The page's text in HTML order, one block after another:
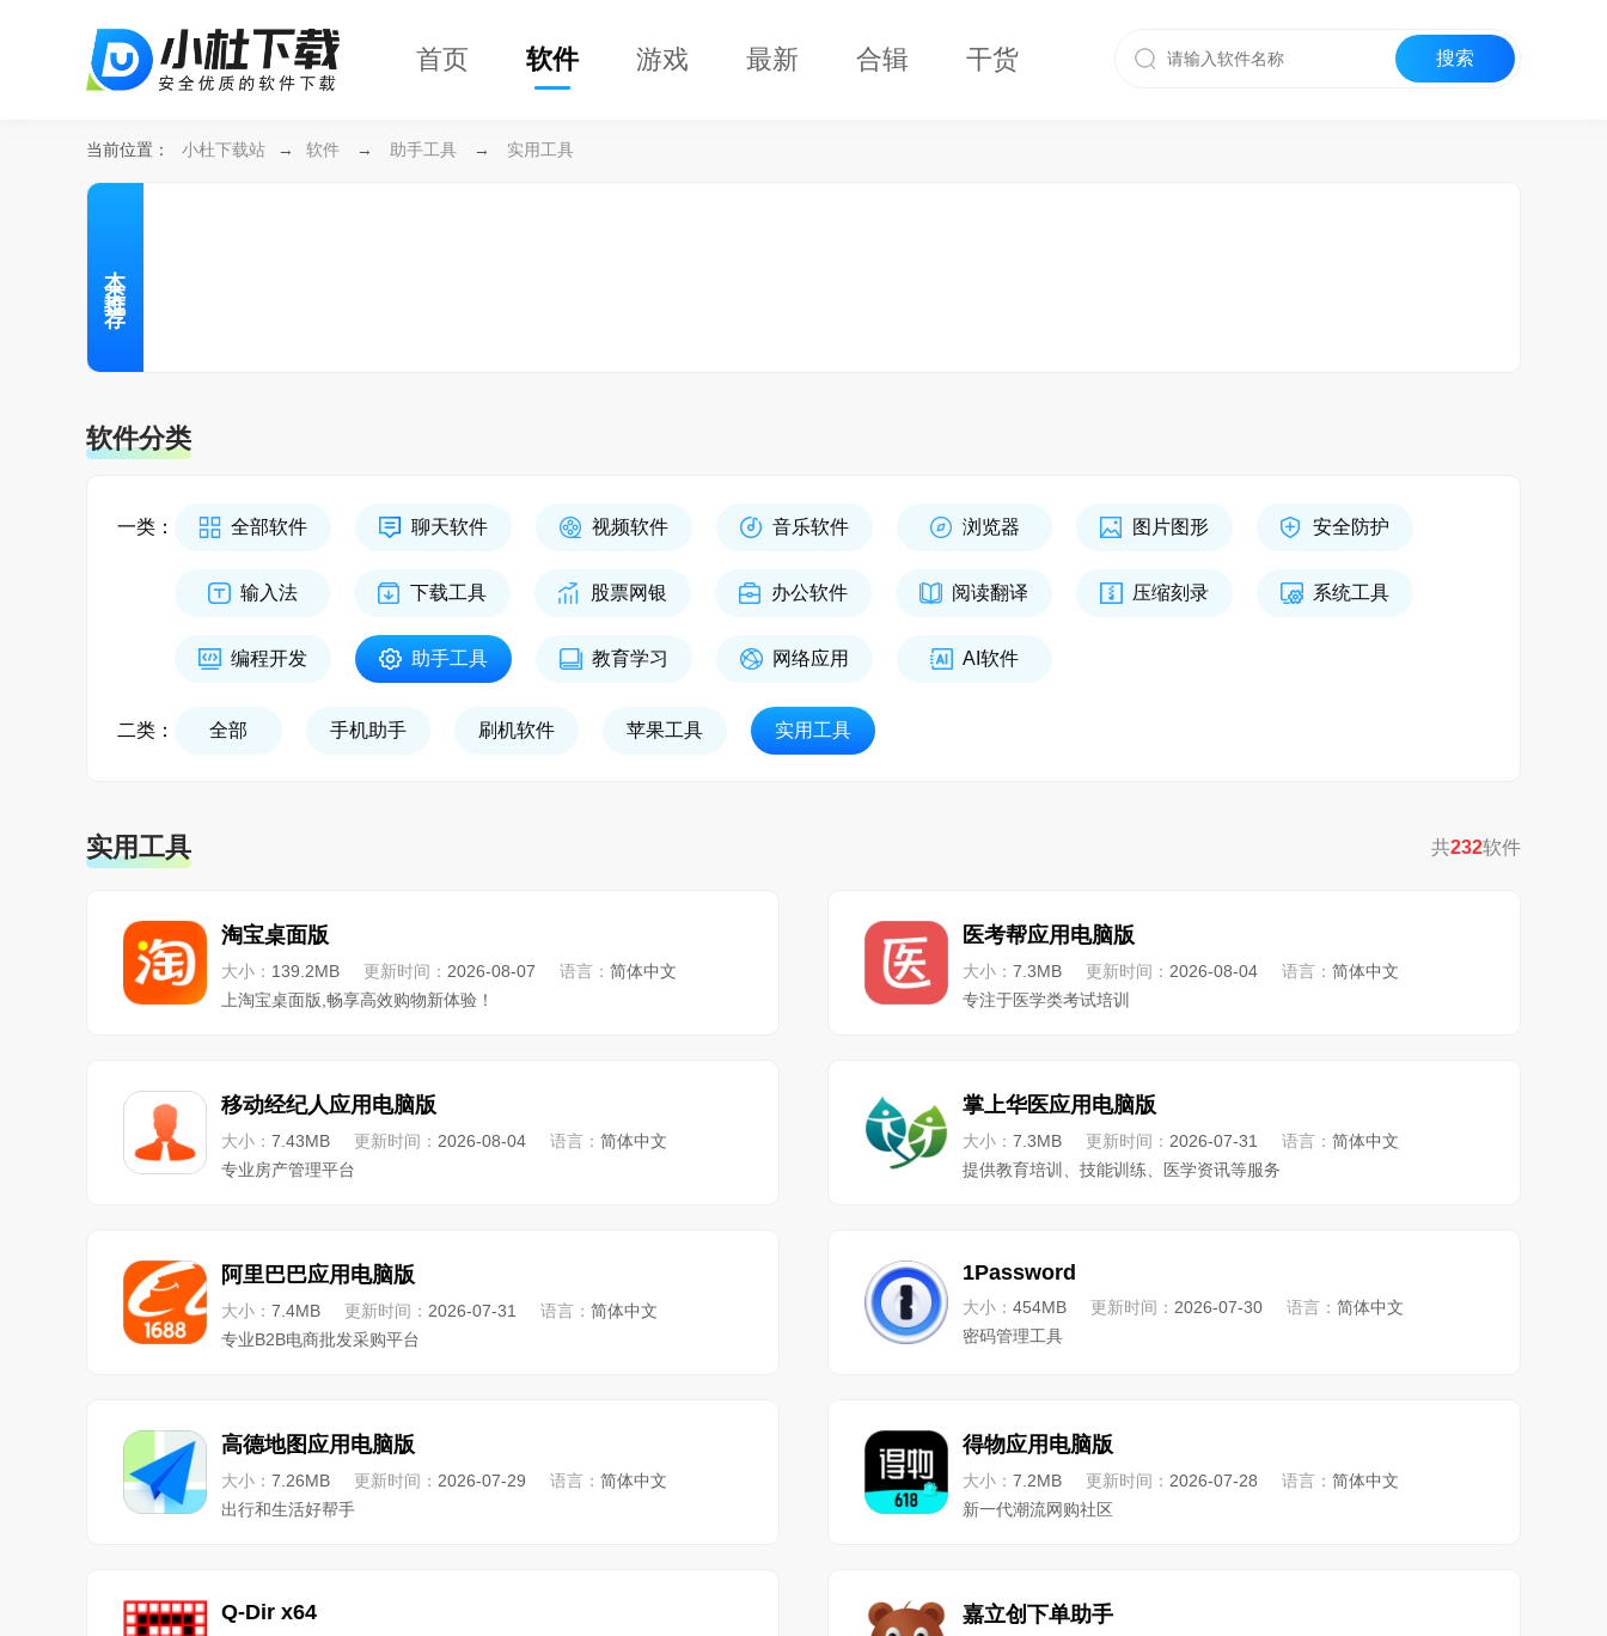
首页 软件 游戏 最新 合辑 干货
当前位置： 小杜下载站 → 软件 → 助手工具 → 实用工具
本类推荐
软件分类
一类： 全部软件 聊天软件 视频软件 音乐软件 浏览器 图片图形 安全防护
输入法 下载工具 股票网银 办公软件 阅读翻译 压缩刻录 系统工具
编程开发 助手工具 教育学习 网络应用 AI软件
二类： 全部 手机助手 刷机软件 苹果工具 实用工具
实用工具 共232软件
淘宝桌面版
大小： 139.2MB 更新时间： 2026-08-07 语言： 简体中文
上淘宝桌面版,畅享高效购物新体验！
医考帮应用电脑版
大小： 7.3MB 更新时间： 2026-08-04 语言： 简体中文
专注于医学类考试培训
移动经纪人应用电脑版
大小： 7.43MB 更新时间： 2026-08-04 语言： 简体中文
专业房产管理平台
掌上华医应用电脑版
大小： 7.3MB 更新时间： 2026-07-31 语言： 简体中文
提供教育培训、技能训练、医学资讯等服务
阿里巴巴应用电脑版
大小： 7.4MB 更新时间： 2026-07-31 语言： 简体中文
专业B2B电商批发采购平台
1Password
大小： 454MB 更新时间： 2026-07-30 语言： 简体中文
密码管理工具
高德地图应用电脑版
大小： 7.26MB 更新时间： 2026-07-29 语言： 简体中文
出行和生活好帮手
得物应用电脑版
大小： 7.2MB 更新时间： 2026-07-28 语言： 简体中文
新一代潮流网购社区
Q-Dir x64 嘉立创下单助手